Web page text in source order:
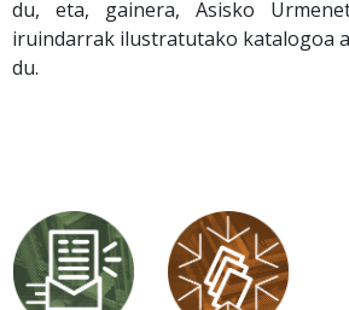
du, eta, gainera, Asisko
iruindarrak ilustratutako katalogoa
du.